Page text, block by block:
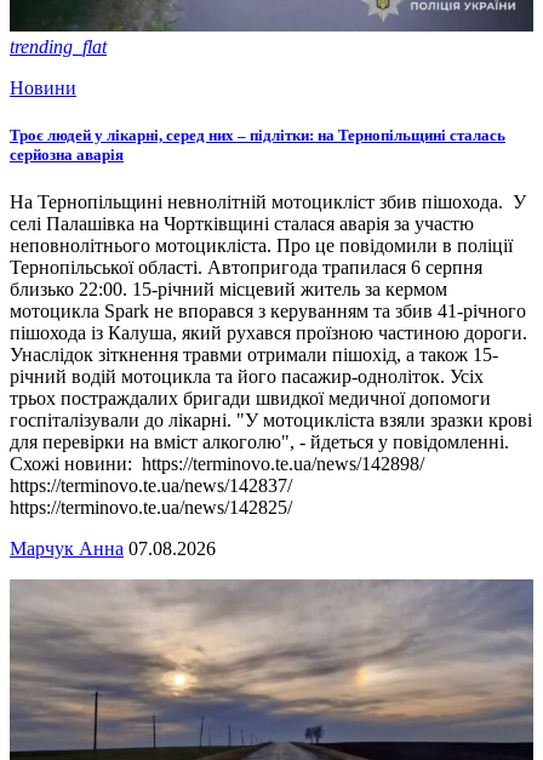
trending_flat
Новини
Троє людей у лікарні, серед них – підлітки: на Тернопільщині сталась
серйозна аварія
На Тернопільщині невнолітній мотоцикліст збив пішохода. У
селі Палашівка на Чортківщині сталася аварія за участю
неповнолітнього мотоцикліста. Про це повідомили в поліції
Тернопільської області. Автопригода трапилася 6 серпня
близько 22:00. 15-річний місцевий житель за кермом
мотоцикла Spark не впорався з керуванням та збив 41-річного
пішохода із Калуша, який рухався проїзною частиною дороги.
Унаслідок зіткнення травми отримали пішохід, а також 15-
річний водій мотоцикла та його пасажир-одноліток. Усіх
трьох постраждалих бригади швидкої медичної допомоги
госпіталізували до лікарні. "У мотоцикліста взяли зразки крові
для перевірки на вміст алкоголю", - йдеться у повідомленні.
Схожі новини: https://terminovo.te.ua/news/142898/
https://terminovo.te.ua/news/142837/
https://terminovo.te.ua/news/142825/
Марчук Анна 07.08.2026